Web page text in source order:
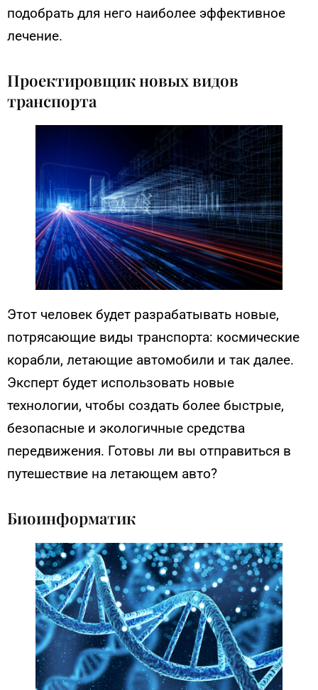
подобрать для него наиболее эффективное
лечение.
Проектировщик новых видов
транспорта
Этот человек будет разрабатывать новые,
потрясающие виды транспорта: космические
корабли, летающие автомобили и так далее.
Эксперт будет использовать новые
технологии, чтобы создать более быстрые,
безопасные и экологичные средства
передвижения. Готовы ли вы отправиться в
путешествие на летающем авто?
Биоинформатик